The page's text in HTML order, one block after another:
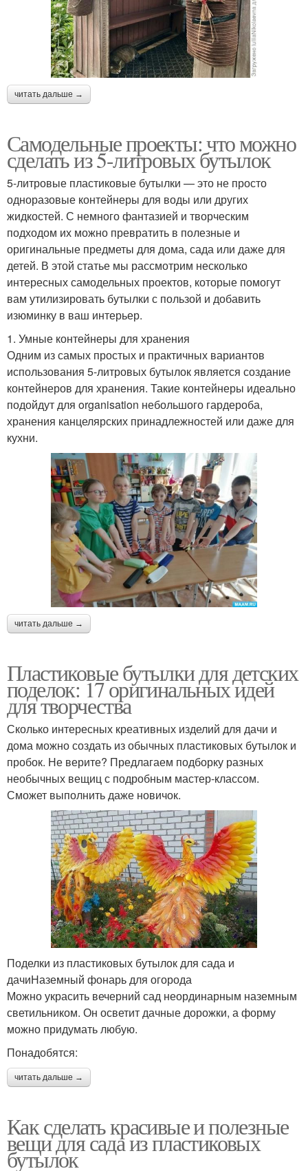
читать дальше →
Самодельные проекты: что можно
сделать из 5-литровых бутылок
5-литровые пластиковые бутылки — это не просто
одноразовые контейнеры для воды или других
жидкостей. С немного фантазией и творческим
подходом их можно превратить в полезные и
оригинальные предметы для дома, сада или даже для
детей. В этой статье мы рассмотрим несколько
интересных самодельных проектов, которые помогут
вам утилизировать бутылки с пользой и добавить
изюминку в ваш интерьер.
1. Умные контейнеры для хранения
Одним из самых простых и практичных вариантов
использования 5-литровых бутылок является создание
контейнеров для хранения. Такие контейнеры идеально
подойдут для organisation небольшого гардероба,
хранения канцелярских принадлежностей или даже для
кухни.
читать дальше →
Пластиковые бутылки для детских
поделок: 17 оригинальных идей
для творчества
Сколько интересных креативных изделий для дачи и
дома можно создать из обычных пластиковых бутылок и
пробок. Не верите? Предлагаем подборку разных
необычных вещиц с подробным мастер-классом.
Сможет выполнить даже новичок.
Поделки из пластиковых бутылок для сада и
дачиНаземный фонарь для огорода
Можно украсить вечерний сад неординарным наземным
светильником. Он осветит дачные дорожки, а форму
можно придумать любую.
Понадобятся:
читать дальше →
Как сделать красивые и полезные
вещи для сада из пластиковых
бутылок